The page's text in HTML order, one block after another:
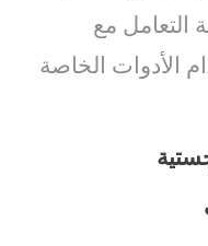
التعامل مع
الأدوات الخاصة